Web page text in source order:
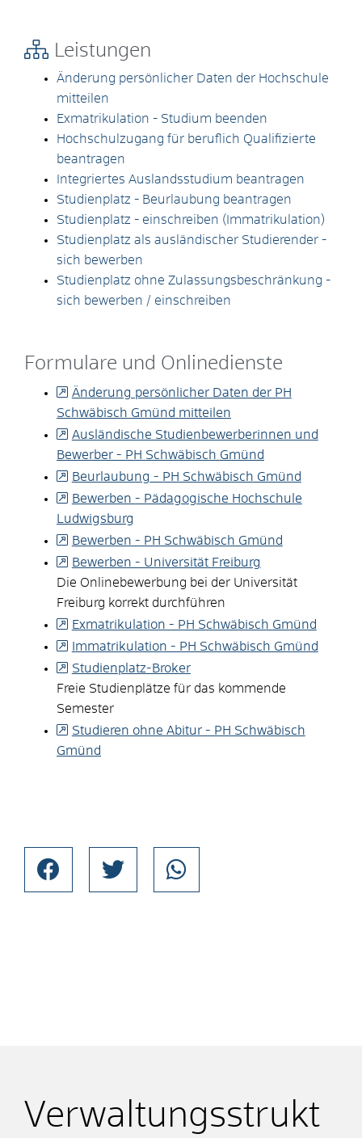
Leistungen
Änderung persönlicher Daten der Hochschule
mitteilen
Exmatrikulation - Studium beenden
Hochschulzugang für beruflich Qualifizierte
beantragen
Integriertes Auslandsstudium beantragen
Studienplatz - Beurlaubung beantragen
Studienplatz - einschreiben (Immatrikulation)
Studienplatz als ausländischer Studierender -
sich bewerben
Studienplatz ohne Zulassungsbeschränkung -
sich bewerben / einschreiben
Formulare und Onlinedienste
Änderung persönlicher Daten der PH
Schwäbisch Gmünd mitteilen
Ausländische Studienbewerberinnen und
Bewerber - PH Schwäbisch Gmünd
Beurlaubung - PH Schwäbisch Gmünd
Bewerben - Pädagogische Hochschule
Ludwigsburg
Bewerben - PH Schwäbisch Gmünd
Bewerben - Universität Freiburg
Die Onlinebewerbung bei der Universität
Freiburg korrekt durchführen
Exmatrikulation - PH Schwäbisch Gmünd
Immatrikulation - PH Schwäbisch Gmünd
Studienplatz-Broker
Freie Studienplätze für das kommende
Semester
Studieren ohne Abitur - PH Schwäbisch
Gmünd
Verwaltungsstrukt